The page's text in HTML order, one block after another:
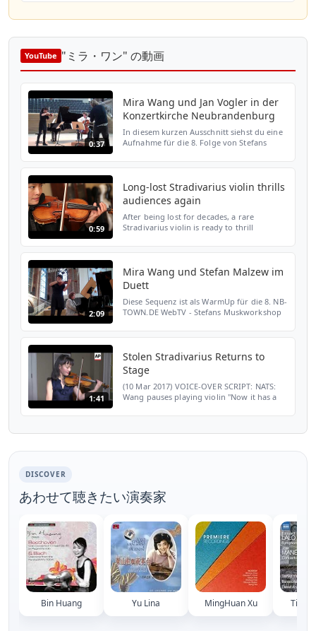
YouTube "ミラ・ワン" の動画
0:37
Mira Wang und Jan Vogler in der
Konzertkirche Neubrandenburg
In diesem kurzen Ausschnitt siehst du eine
Aufnahme für die 8. Folge von Stefans
0:59
Long-lost Stradivarius violin thrills
audiences again
After being lost for decades, a rare
Stradivarius violin is ready to thrill
2:09
Mira Wang und Stefan Malzew im
Duett
Diese Sequenz ist als WarmUp für die 8. NB-
TOWN.DE WebTV - Stefans Muskworkshop
1:41
Stolen Stradivarius Returns to
Stage
(10 Mar 2017) VOICE-OVER SCRIPT: NATS:
Wang pauses playing violin "Now it has a
DISCOVER
あわせて聴きたい演奏家
Bin Huang Yu Lina MingHuan Xu